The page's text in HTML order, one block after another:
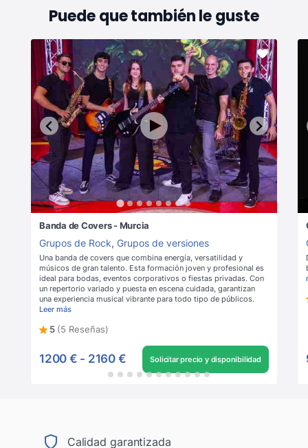
Puede que también le guste
Banda de Covers - Murcia
Grupos de Rock, Grupos de versiones
Una banda de covers que combina energía, versatilidad y
músicos de gran talento. Esta formación joven y profesional es
ideal para bodas, eventos corporativos o fiestas privadas. Con
un repertorio variado y puesta en escena cuidada, garantizan
una experiencia musical vibrante para todo tipo de públicos.
Leer más
5 (5 Reseñas)
1200 € - 2160 € Solicitar precio y disponibilidad
Calidad garantizada